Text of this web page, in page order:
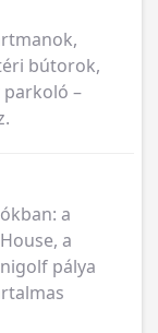
bútorok,
parkoló –
a
a
pálya